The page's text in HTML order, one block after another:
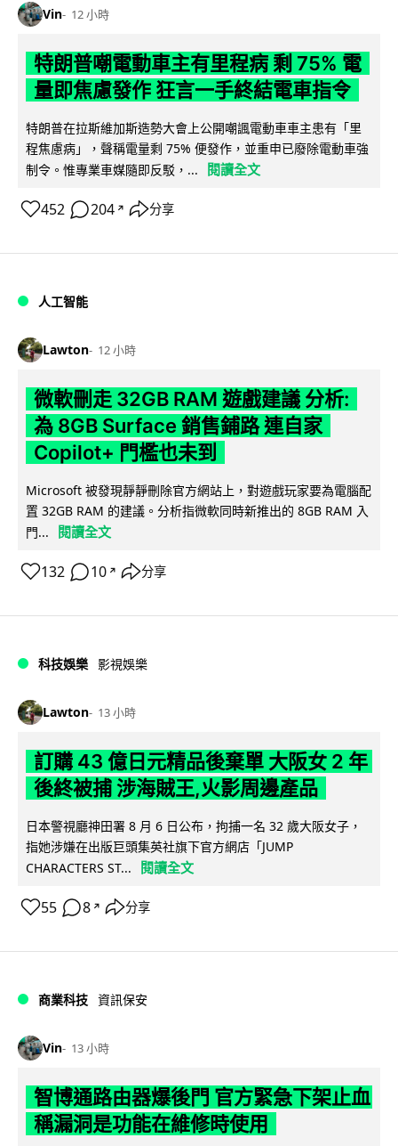
Vin 12 小時
特朗普嘲電動車主有里程病 剩 75% 電
量即焦慮發作 狂言一手終結電車指令
特朗普在拉斯維加斯造勢大會上公開嘲諷電動車車主患有「里
程焦慮病」，聲稱電量剩 75% 便發作，並重申已廢除電動車強
制令。惟專業車媒隨即反駁，...
閱讀全文
452 204 ↗ 分享
人工智能
Lawton 12 小時
微軟刪走 32GB RAM 遊戲建議 分析:
為 8GB Surface 銷售鋪路 連自家
Copilot+ 門檻也未到
Microsoft 被發現靜靜刪除官方網站上，對遊戲玩家要為電腦配
置 32GB RAM 的建議。分析指微軟同時新推出的 8GB RAM 入
門...
閱讀全文
132 10 ↗ 分享
科技娛樂 影視娛樂
Lawton 13 小時
訂購 43 億日元精品後棄單 大阪女 2 年
後終被捕 涉海賊王,火影周邊產品
日本警視廳神田署 8 月 6 日公布，拘捕一名 32 歲大阪女子，
指她涉嫌在出版巨頭集英社旗下官方網店「JUMP
CHARACTERS ST...
閱讀全文
55 8 ↗ 分享
商業科技 資訊保安
Vin 13 小時
智博通路由器爆後門 官方緊急下架止血
稱漏洞是功能在維修時使用